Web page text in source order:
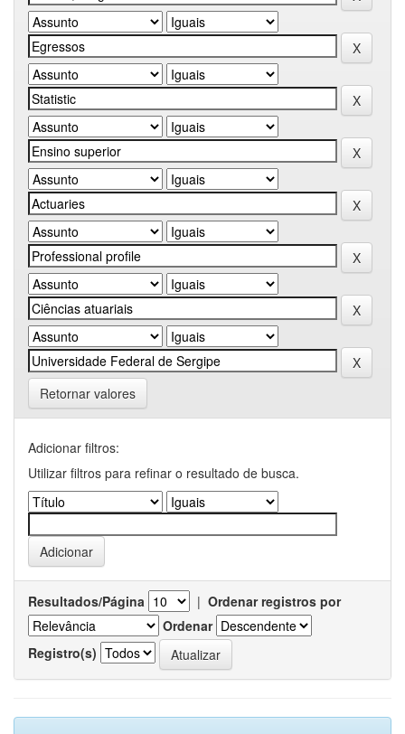
Retornar valores
Adicionar filtros:
Utilizar filtros para refinar o resultado de busca.
Resultados/Página | Ordenar registros por
Ordenar
Registro(s)